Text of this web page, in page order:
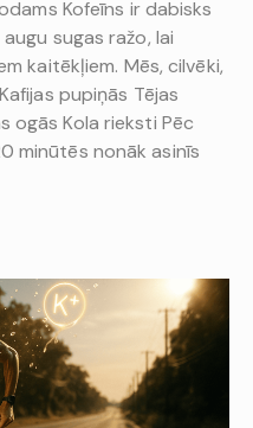
Kofeīns ir dabisks
sugas ražo, lai
kaitēkļiem. Mēs, cilvēki,
pupiņās Tējas
ogās Kola rieksti Pēc
minūtēs nonāk asinīs